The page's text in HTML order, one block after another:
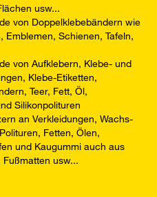
usw...
von Doppelklebebändern wie
Schienen, Tafeln,
von Aufklebern, Klebe- und
Klebe-Etiketten,
Teer, Fett, Öl,
Silikonpolituren
an Verkleidungen, Wachs-
Fetten, Ölen,
und Kaugummi auch aus
usw...